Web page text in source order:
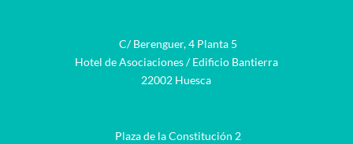
C/ Berenguer, 4 Planta 5
Hotel de Asociaciones / Edificio Bantierra
22002 Huesca
Plaza de la Constitución 2